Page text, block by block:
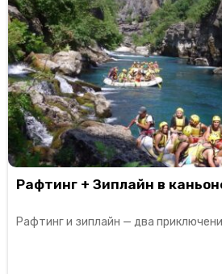
Рафтинг + Зиплайн в
Рафтинг и зиплайн — два